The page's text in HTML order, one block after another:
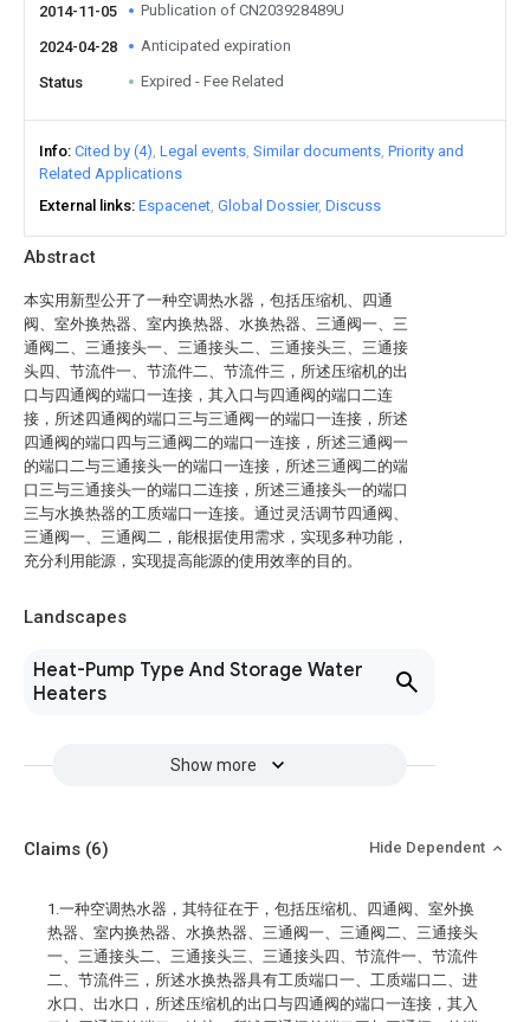
Abstract
本实用新型公开了一种空调热水器，包括压缩机、四通
阀、室外换热器、室内换热器、水换热器、三通阀一、三
通阀二、三通接头一、三通接头二、三通接头三、三通接
头四、节流件一、节流件二、节流件三，所述压缩机的出
口与四通阀的端口一连接，其入口与四通阀的端口二连
接，所述四通阀的端口三与三通阀一的端口一连接，所述
四通阀的端口四与三通阀二的端口一连接，所述三通阀一
的端口二与三通接头一的端口一连接，所述三通阀二的端
口三与三通接头一的端口二连接，所述三通接头一的端口
三与水换热器的工质端口一连接。通过灵活调节四通阀、
三通阀一、三通阀二，能根据使用需求，实现多种功能，
充分利用能源，实现提高能源的使用效率的目的。
Landscapes
Heat-Pump Type And Storage Water
Heaters
Show more
2014-11-05 Publication of CN203928489U
2024-04-28 Anticipated expiration
Status Expired - Fee Related
Info Cited by (4) Legal events Similar documents Priority and
Related Applications
External links Espacenet Global Dossier Discuss
Claims (6) Hide Dependent
1.一种空调热水器，其特征在于，包括压缩机、四通阀、室外换
热器、室内换热器、水换热器、三通阀一、三通阀二、三通接头
一、三通接头二、三通接头三、三通接头四、节流件一、节流件
二、节流件三，所述水换热器具有工质端口一、工质端口二、进
水口、出水口，所述压缩机的出口与四通阀的端口一连接，其入